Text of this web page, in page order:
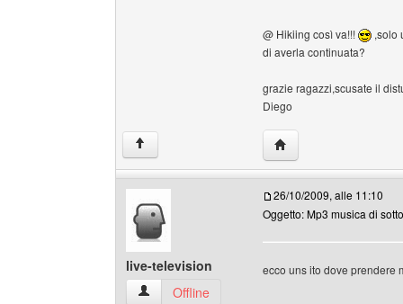
@ Hikiing così va!!!
,solo
di averla continuata?
grazie ragazzi,scusate il
Diego
↑ HomePage:
live-television
live-television Profilo
Offline
26/10/2009, alle 11:10
Oggetto: Mp3 musica di
ecco uns ito dove prendere